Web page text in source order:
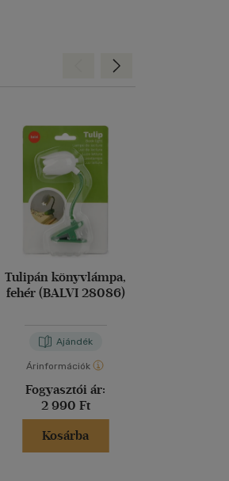
Tulipán könyvlámpa,
fehér (BALVI 28086)
Ajándék
Árinformációk
Fogyasztói ár:
2 990 Ft
Kosárba
Előre